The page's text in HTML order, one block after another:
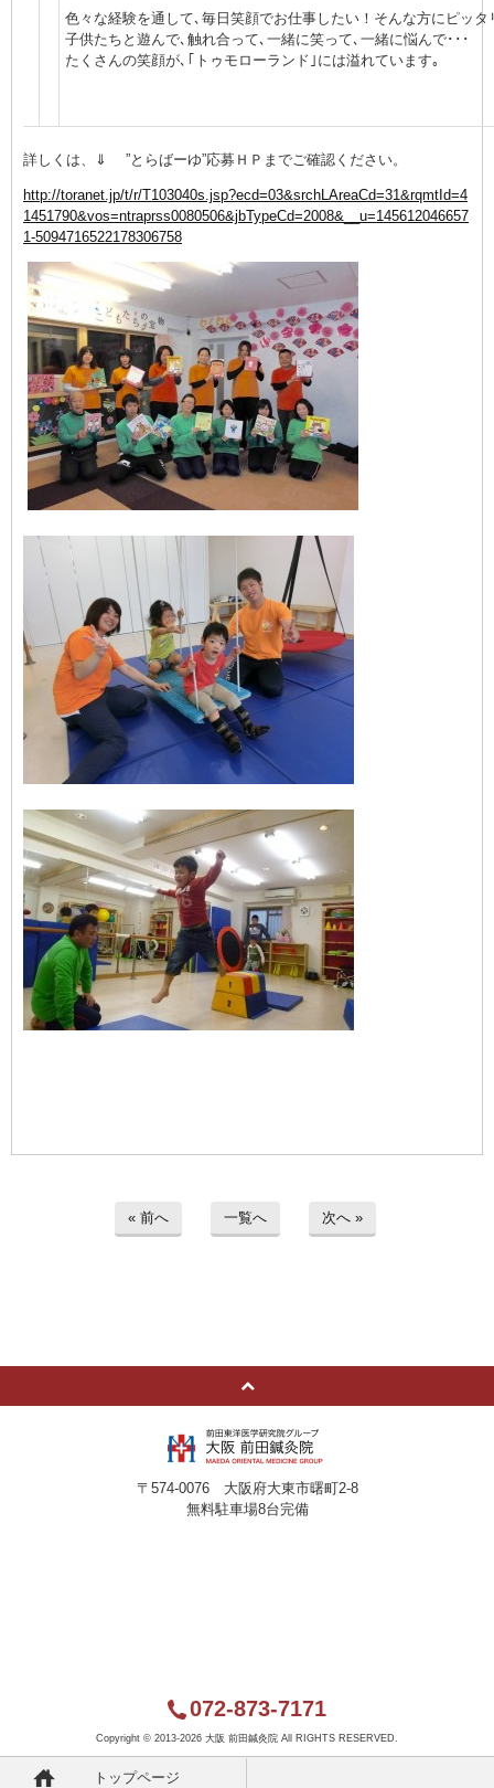
色々な経験を通して､毎日笑顔でお仕事したい！そんな方にピッタ
子供たちと遊んで､触れ合って､一緒に笑って､一緒に悩んで･･･
たくさんの笑顔が､｢トゥモローランド｣には溢れています｡
詳しくは、⇓ ”とらばーゆ”応募ＨＰまでご確認ください。
http://toranet.jp/t/r/T103040s.jsp?ecd=03&srchLAreaCd=31&rqmtId=4
1451790&vos=ntraprss0080506&jbTypeCd=2008&__u=145612046657
1-5094716522178306758
« 前へ 一覧へ 次へ »
〒574-0076 大阪府大東市曙町2-8
無料駐車場8台完備
072-873-7171
Copyright © 2013-2026 大阪 前田鍼灸院 All RIGHTS RESERVED.
トップページ